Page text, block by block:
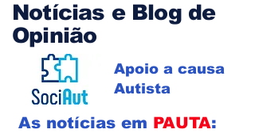
Notícias e Blog de
Opinião
Apoio a causa
Autista
As notícias em PAUTA: